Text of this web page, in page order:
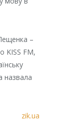
–
KISS FM,
назвала
zik.ua